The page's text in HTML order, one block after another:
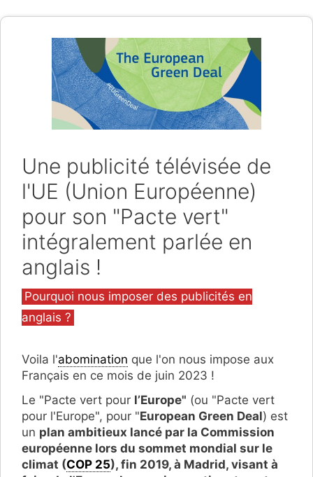
Une publicité télévisée de
l'UE (Union Européenne)
pour son "Pacte vert"
intégralement parlée en
anglais !
Catégories
Pourquoi nous imposer des publicités en
anglais ?
Voila l'abomination que l'on nous impose aux
Français en ce mois de juin 2023 !
Le "Pacte vert pour l’Europe" (ou "Pacte vert
pour l'Europe", pour "European Green Deal) est
un plan ambitieux lancé par la Commission
européenne lors du sommet mondial sur le
climat (COP 25), fin 2019, à Madrid, visant à